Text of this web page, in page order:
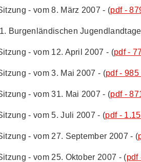
- vom 8. März 2007 - (pdf -
Burgenländischen
- vom 12. April 2007 - (pdf -
- vom 3. Mai 2007 - (pdf - 985
- vom 31. Mai 2007 - (pdf -
- vom 5. Juli 2007 - (pdf -
- vom 27. September 2007 - (
- vom 25. Oktober 2007 - (pdf